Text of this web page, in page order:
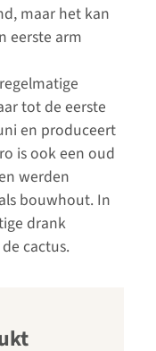
maar het kan
eerste arm
tot de eerste
en produceert
is ook een oud
werden
bouwhout. In
drank
cactus.